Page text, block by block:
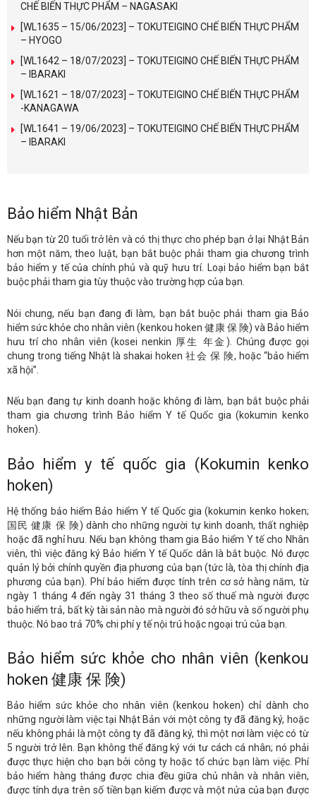
CHẾ BIẾN THỰC PHẨM – NAGASAKI
[WL1635 – 15/06/2023] – TOKUTEIGINO CHẾ BIẾN THỰC PHẨM
– HYOGO
[WL1642 – 18/07/2023] – TOKUTEIGINO CHẾ BIẾN THỰC PHẨM
– IBARAKI
[WL1621 – 18/07/2023] – TOKUTEIGINO CHẾ BIẾN THỰC PHẨM
-KANAGAWA
[WL1641 – 19/06/2023] – TOKUTEIGINO CHẾ BIẾN THỰC PHẨM
– IBARAKI
Bảo hiểm Nhật Bản
Nếu bạn từ 20 tuổi trở lên và có thị thực cho phép bạn ở lại Nhật Bản
hơn một năm, theo luật, bạn bắt buộc phải tham gia chương trình
bảo hiểm y tế của chính phủ và quỹ hưu trí. Loại bảo hiểm bạn bắt
buộc phải tham gia tùy thuộc vào trường hợp của bạn.
Nói chung, nếu bạn đang đi làm, bạn bắt buộc phải tham gia Bảo
hiểm sức khỏe cho nhân viên (kenkou hoken 健康 保 険) và Bảo hiểm
hưu trí cho nhân viên (kosei nenkin 厚生 年金). Chúng được gọi
chung trong tiếng Nhật là shakai hoken 社会 保 険, hoặc “bảo hiểm
xã hội”.
Nếu bạn đang tự kinh doanh hoặc không đi làm, bạn bắt buộc phải
tham gia chương trình Bảo hiểm Y tế Quốc gia (kokumin kenko
hoken).
Bảo hiểm y tế quốc gia (Kokumin kenko
hoken)
Hệ thống bảo hiểm Bảo hiểm Y tế Quốc gia (kokumin kenko hoken;
国民 健康 保 険) dành cho những người tự kinh doanh, thất nghiệp
hoặc đã nghỉ hưu. Nếu bạn không tham gia Bảo hiểm Y tế cho Nhân
viên, thì việc đăng ký Bảo hiểm Y tế Quốc dân là bắt buộc. Nó được
quản lý bởi chính quyền địa phương của bạn (tức là, tòa thị chính địa
phương của bạn). Phí bảo hiểm được tính trên cơ sở hàng năm, từ
ngày 1 tháng 4 đến ngày 31 tháng 3 theo số thuế mà người được
bảo hiểm trả, bất kỳ tài sản nào mà người đó sở hữu và số người phụ
thuộc. Nó bao trả 70% chi phí y tế nội trú hoặc ngoại trú của bạn.
Bảo hiểm sức khỏe cho nhân viên (kenkou
hoken 健康 保 険)
Bảo hiểm sức khỏe cho nhân viên (kenkou hoken) chỉ dành cho
những người làm việc tại Nhật Bản với một công ty đã đăng ký, hoặc
nếu không phải là một công ty đã đăng ký, thì một nơi làm việc có từ
5 người trở lên. Bạn không thể đăng ký với tư cách cá nhân; nó phải
được thực hiện cho bạn bởi công ty hoặc tổ chức bạn làm việc. Phí
bảo hiểm hàng tháng được chia đều giữa chủ nhân và nhân viên,
được tính dựa trên số tiền bạn kiếm được và một nửa của bạn được